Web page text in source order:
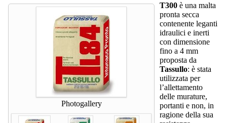
Photogallery
T300 è una malta
pronta secca
contenente leganti
idraulici e inerti
con dimensione
fino a 4 mm
proposta da
Tassullo: è stata
utilizzata per
l’allettamento
delle murature,
portanti e non, in
ragione della sua